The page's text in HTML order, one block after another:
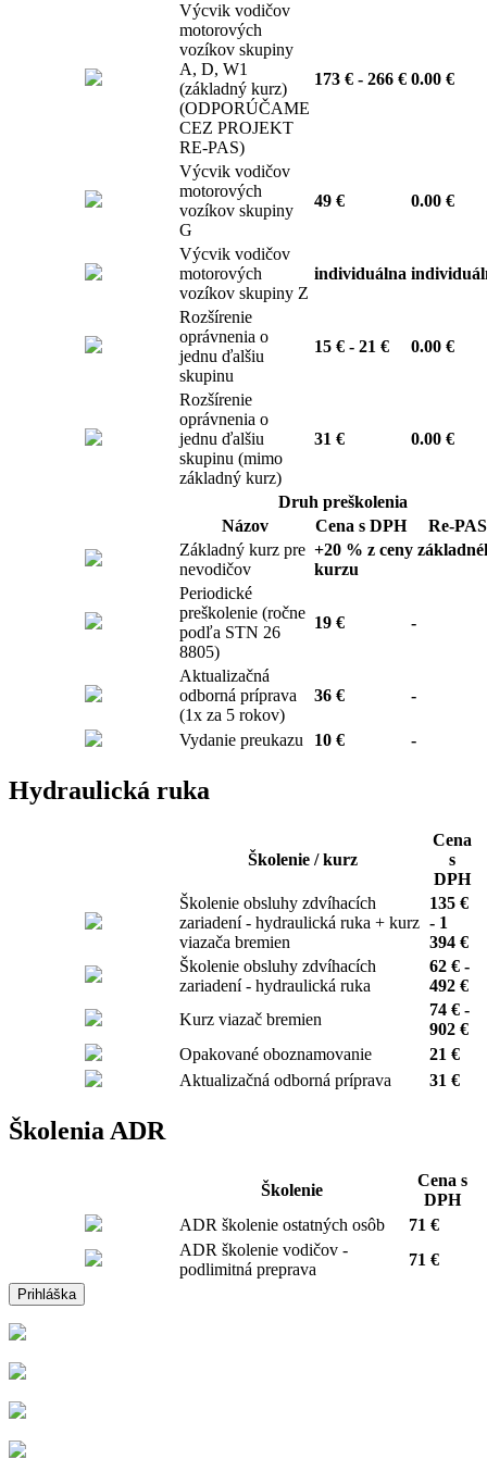
Výcvik vodičov
motorových
vozíkov skupiny
A, D, W1
(základný kurz)
(ODPORÚČAME
CEZ PROJEKT
RE-PAS)
173 € - 266 € 0.00 €
Výcvik vodičov
motorových
vozíkov skupiny
G
49 € 0.00 €
Výcvik vodičov
motorových
vozíkov skupiny Z
individuálna
Rozšírenie
oprávnenia o
jednu ďalšiu
skupinu
15 € - 21 € 0.00 €
Rozšírenie
oprávnenia o
jednu ďalšiu
skupinu (mimo
základný kurz)
31 € 0.00 €
Druh preškolenia
Názov
Cena s DPH
Re-PAS
Základný kurz pre
nevodičov
+20 % z ceny
kurzu
Periodické
preškolenie (ročne
podľa STN 26
8805)
19 € -
Aktualizačná
odborná príprava
(1x za 5 rokov)
36 € -
Vydanie preukazu 10 € -
Hydraulická ruka
Školenie / kurz
Cena
s
DPH
Školenie obsluhy zdvíhacích
zariadení - hydraulická ruka + kurz
viazača bremien
135 €
- 1
394 €
Školenie obsluhy zdvíhacích
zariadení - hydraulická ruka
62 € -
492 €
Kurz viazač bremien
74 € -
902 €
Opakované oboznamovanie
21 €
Aktualizačná odborná príprava
31 €
Školenia ADR
Školenie
Cena s
DPH
ADR školenie ostatných osôb
71 €
ADR školenie vodičov -
podlimitná preprava
71 €
Prihláška